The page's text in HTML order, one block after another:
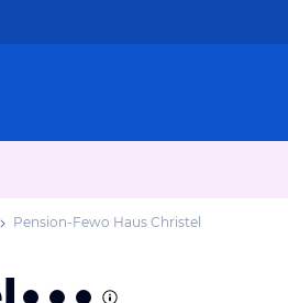
Pension-Fewo Haus Christel